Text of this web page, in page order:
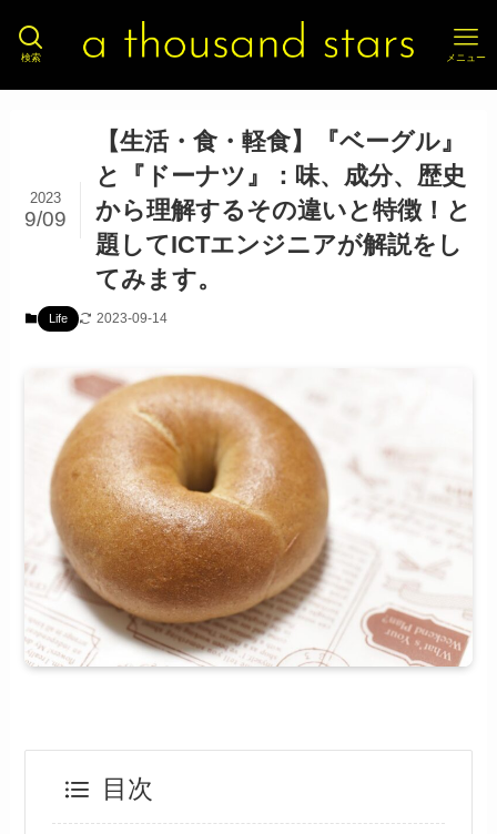
検索 メニュー
【生活・食・軽食】『ベーグル』
と『ドーナツ』：味、成分、歴史
から理解するその違いと特徴！と
題してICTエンジニアが解説をし
てみます。
2023
9/09
Life 2023-09-14
目次